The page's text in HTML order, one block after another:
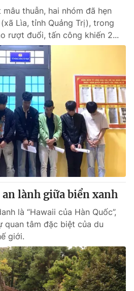
Infographic
Shorts video
VTV Thể thao
Bất động sản
Tấm lòng Việt
Vươn mình bằng AI
VTV8
English
thuẫn, hai nhóm đã hẹn
Lìa, tỉnh Quảng Trị), trong
rượt đuổi, tấn công khiến 2...
lành giữa biển xanh
là “Hawaii của Hàn Quốc”,
quan tâm đặc biệt của du
giới.